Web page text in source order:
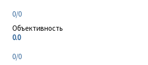
0/0
Объективность
0.0
0/0